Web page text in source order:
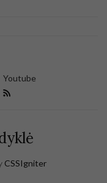
Youtube
CSSIgniter